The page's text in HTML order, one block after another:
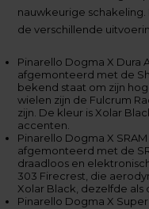
nauwkeurige
de verschillende
Pinarello Dogma X Dura
afgemonteerd met de
bekend staat om zijn
wielen zijn de Fulcrum
zijn. De kleur is Xolar
accenten.
Pinarello Dogma X
afgemonteerd met de
draadloos en
303 Firecrest, die
Xolar Black, dezelfde als
Pinarello Dogma X